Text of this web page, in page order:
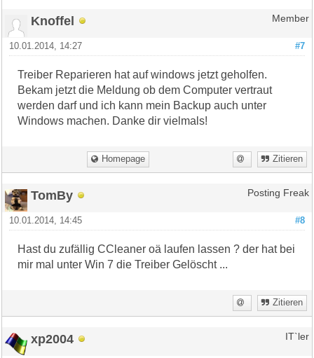
Knoffel Member
#7
10.01.2014, 14:27
Treiber Reparieren hat auf windows jetzt geholfen.
Bekam jetzt die Meldung ob dem Computer vertraut
werden darf und ich kann mein Backup auch unter
Windows machen. Danke dir vielmals!
Homepage Zitieren
TomBy Posting Freak
#8
10.01.2014, 14:45
Hast du zufällig CCleaner oä laufen lassen ? der hat bei
mir mal unter Win 7 die Treiber Gelöscht ...
Zitieren
xp2004 IT`ler